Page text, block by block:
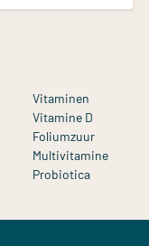
Vitaminen
Vitamine D
Foliumzuur
Multivitamine
Probiotica